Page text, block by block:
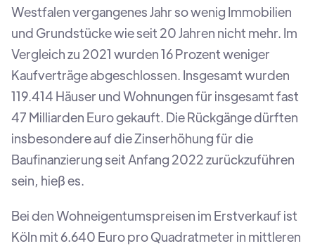
Westfalen vergangenes Jahr so wenig Immobilien
und Grundstücke wie seit 20 Jahren nicht mehr. Im
Vergleich zu 2021 wurden 16 Prozent weniger
Kaufverträge abgeschlossen. Insgesamt wurden
119.414 Häuser und Wohnungen für insgesamt fast
47 Milliarden Euro gekauft. Die Rückgänge dürften
insbesondere auf die Zinserhöhung für die
Baufinanzierung seit Anfang 2022 zurückzuführen
sein, hieß es.
Bei den Wohneigentumspreisen im Erstverkauf ist
Köln mit 6.640 Euro pro Quadratmeter in mittleren